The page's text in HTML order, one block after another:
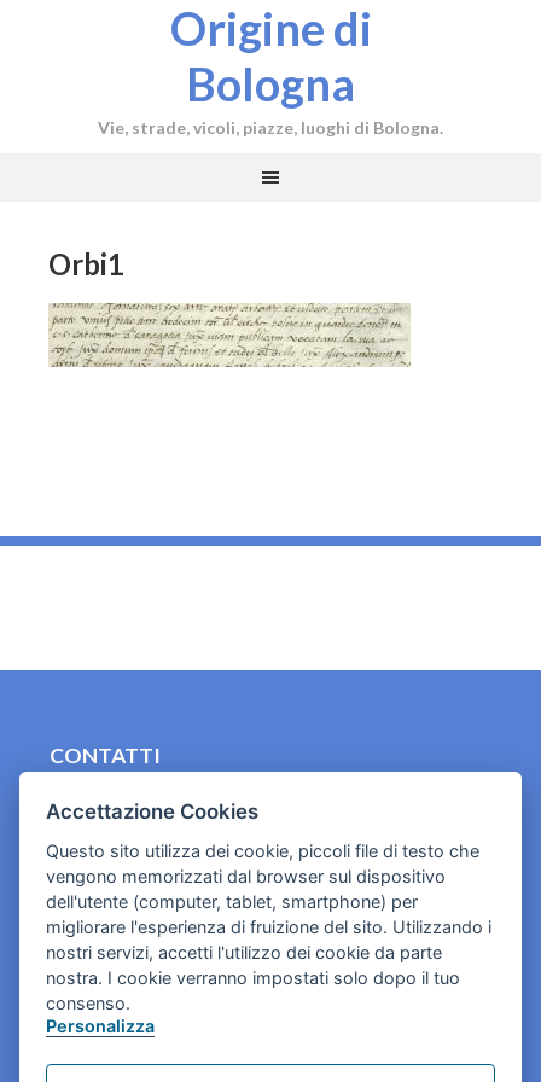
Origine di
Bologna
Vie, strade, vicoli, piazze, luoghi di Bologna.
Orbi1
CONTATTI
Cookies e informativa privacy
Accettazione Cookies
Questo sito utilizza dei cookie, piccoli file di testo che
vengono memorizzati dal browser sul dispositivo
dell'utente (computer, tablet, smartphone) per
migliorare l'esperienza di fruizione del sito. Utilizzando i
nostri servizi, accetti l'utilizzo dei cookie da parte
nostra. I cookie verranno impostati solo dopo il tuo
consenso.
Personalizza